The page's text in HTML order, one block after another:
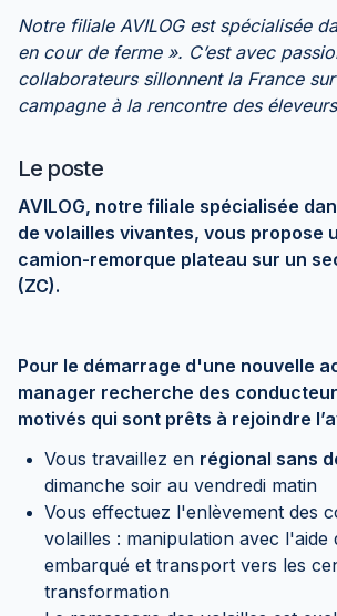
Notre filiale AVILOG est spécialisée
en cour de ferme ». C’est avec
collaborateurs sillonnent la France
campagne à la rencontre des
Le poste
AVILOG, notre filiale spécialisée
de volailles vivantes, vous propose
camion-remorque plateau sur un
(ZC).
Pour le démarrage d'une nouvelle
manager recherche des
motivés qui sont prêts à rejoindre
Vous travaillez en régional sans
dimanche soir au vendredi matin
Vous effectuez l'enlèvement des
volailles : manipulation avec
embarqué et transport vers les
transformation